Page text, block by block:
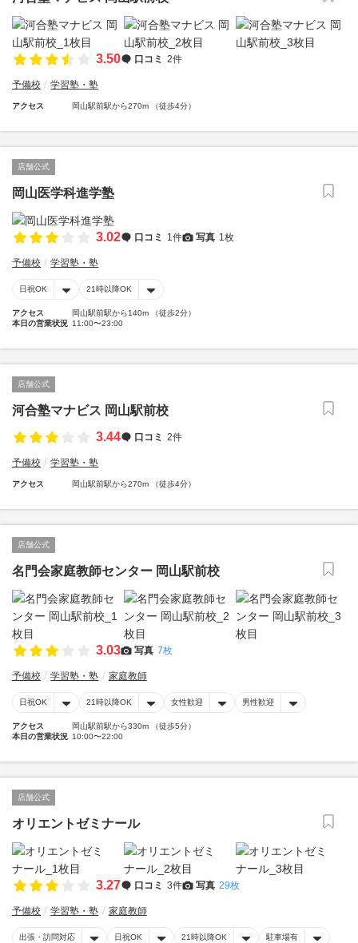
3.50 口コミ 2件
予備校 学習塾・塾
アクセス 岡山駅前駅から270m （徒歩4分）
店舗公式
岡山医学科進学塾
3.02 口コミ 1件 写真 1枚
予備校 学習塾・塾
日祝OK 21時以降OK
アクセス
岡山駅前駅から140m （徒歩2分）
本日の営業状況 11:00〜23:00
店舗公式
河合塾マナビス 岡山駅前校
3.44
口コミ 2件
予備校 学習塾・塾
アクセス 岡山駅前駅から270m （徒歩4分）
店舗公式
名門会家庭教師センター 岡山駅前校
3.03 写真 7枚
予備校 学習塾・塾 家庭教師
日祝OK 21時以降OK 女性歓迎 男性歓迎
アクセス
岡山駅前駅から330m （徒歩5分）
本日の営業状況 10:00〜22:00
店舗公式
オリエントゼミナール
3.27 口コミ 3件 写真 29枚
予備校 学習塾・塾 家庭教師
出張・訪問対応 日祝OK 21時以降OK 駐車場有